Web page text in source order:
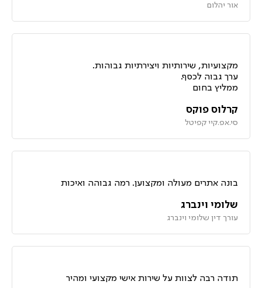
אור יהלום
מקצועיות, שירותיות ויצירתיות גבוהות.
ערך גבוה לכסף.
ממליץ בחום
קרלוס פוקס
סי.אפ.קיי קפיטל
בונה אתרים מעולה ומקצוען. רמה גבוהה ואיכות
שלומי וינברג
עורך דין שלומי וינברג
תודה רבה לצוות על שירות אישי מקצועי ומהיר